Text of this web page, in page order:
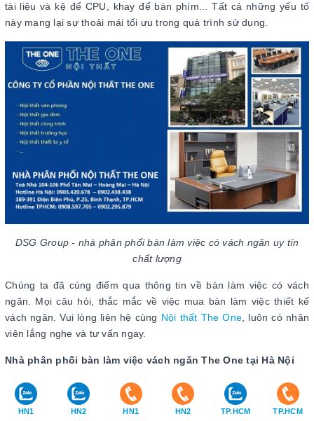
tài liệu và kệ để CPU, khay để bàn phím... Tất cả những yếu tố
này mang lại sự thoải mái tối ưu trong quá trình sử dụng.
DSG Group - nhà phân phối bàn làm việc có vách ngăn uy tín
chất lượng
Chúng ta đã cùng điểm qua thông tin về bàn làm việc có vách
ngăn. Mọi câu hỏi, thắc mắc về việc mua bàn làm việc thiết kế
vách ngăn. Vui lòng liên hệ cùng Nội thất The One , luôn có nhân
viên lắng nghe và tư vấn ngay.
Nhà phân phối bàn làm việc vách ngăn The One tại Hà Nội
Địa chỉ: Tòa nhà số 104 - 106 Phố Tân Mai - Hoàng Mai - Hà
Nội
HN1 HN2 HN1 HN2 TP.HCM TP.HCM